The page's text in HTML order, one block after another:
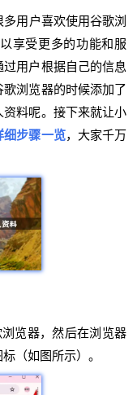
多用户喜欢使用谷歌浏
享受更多的功能和服
用户根据自己的信息
浏览器的时候添加了
料呢。接下来就让小
细步骤一览，大家千万
览器，然后在浏览器
（如图所示）。